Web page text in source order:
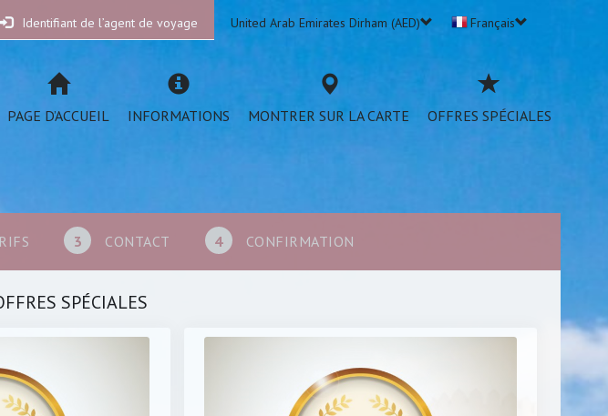
Identifiant de l’agent de voyage United Arab Emirates Dirham (AED) Français
PAGE D’ACCUEIL INFORMATIONS MONTRER SUR LA CARTE OFFRES SPÉCIALES
3 CONTACT 4 CONFIRMATION
SPÉCIALES